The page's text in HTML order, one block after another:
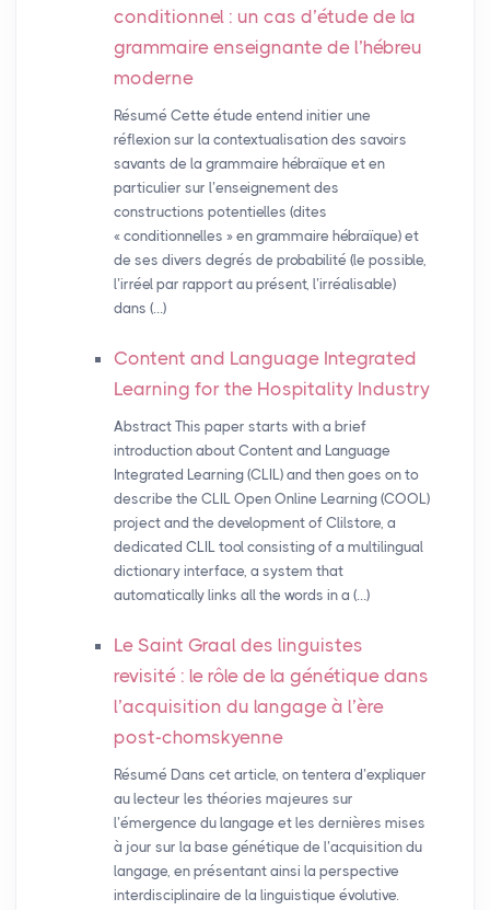
conditionnel : un cas d’étude de la
grammaire enseignante de l’hébreu
moderne
Résumé Cette étude entend initier une
réflexion sur la contextualisation des savoirs
savants de la grammaire hébraïque et en
particulier sur l’enseignement des
constructions potentielles (dites
« conditionnelles » en grammaire hébraïque) et
de ses divers degrés de probabilité (le possible,
l’irréel par rapport au présent, l’irréalisable)
dans (…)
Content and Language Integrated
Learning for the Hospitality Industry
Abstract This paper starts with a brief
introduction about Content and Language
Integrated Learning (CLIL) and then goes on to
describe the CLIL Open Online Learning (COOL)
project and the development of Clilstore, a
dedicated CLIL tool consisting of a multilingual
dictionary interface, a system that
automatically links all the words in a (…)
Le Saint Graal des linguistes
revisité : le rôle de la génétique dans
l’acquisition du langage à l’ère
post-chomskyenne
Résumé Dans cet article, on tentera d’expliquer
au lecteur les théories majeures sur
l’émergence du langage et les dernières mises
à jour sur la base génétique de l’acquisition du
langage, en présentant ainsi la perspective
interdisciplinaire de la linguistique évolutive.